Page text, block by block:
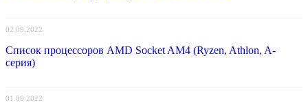
02.09.2022
Список процессоров AMD Socket AM4 (Ryzen, Athlon, A-
серия)
01.09.2022